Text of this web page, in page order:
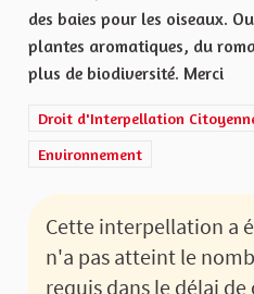
des baies pour les oiseaux.
plantes aromatiques, du
plus de biodiversité. Merci
Droit d'Interpellation
Environnement
Cette interpellation a
n'a pas atteint le
requis dans le délai de